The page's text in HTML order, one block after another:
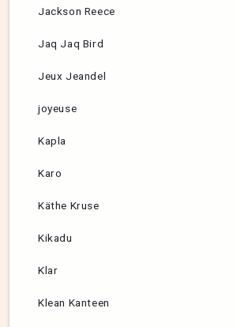
Jackson Reece
Jaq Jaq Bird
Jeux Jeandel
joyeuse
Kapla
Karo
Käthe Kruse
Kikadu
Klar
Klean Kanteen